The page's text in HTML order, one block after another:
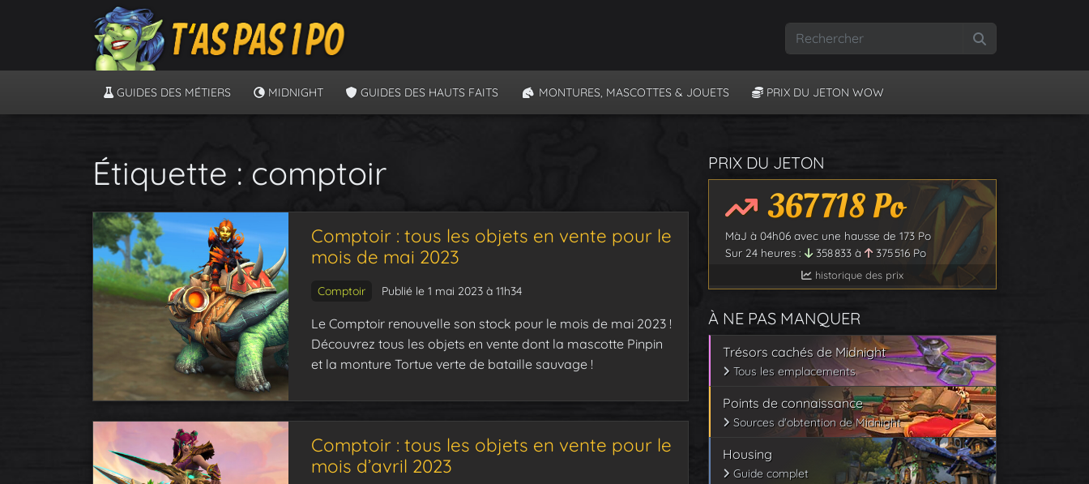
GUIDES DES MÉTIERS MIDNIGHT GUIDES DES HAUTS FAITS MONTURES, MASCOTTES & JOUETS PRIX DU JETON WOW
Étiquette : comptoir
Comptoir : tous les objets en vente pour le
mois de mai 2023
Comptoir Publié le 1 mai 2023 à 11h34
Le Comptoir renouvelle son stock pour le mois de mai 2023 !
Découvrez tous les objets en vente dont la mascotte Pinpin
et la monture Tortue verte de bataille sauvage !
Comptoir : tous les objets en vente pour le
mois d’avril 2023
PRIX DU JETON
367 718Po
MàJ à 04h06 avec une hausse de 173 Po
Sur 24 heures :
358 833 à 375 516 Po
historique des prix
À NE PAS MANQUER
Trésors cachés de Midnight
Tous les emplacements
Points de connaissance
Sources d'obtention de Midnight
Housing
Guide complet